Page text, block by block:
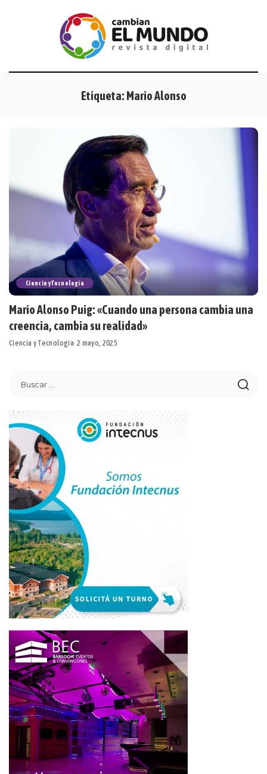
Etiqueta: Mario Alonso
Ciencia y Tecnología
Mario Alonso Puig: «Cuando una persona cambia una
creencia, cambia su realidad»
Ciencia y Tecnología 2 mayo, 2025